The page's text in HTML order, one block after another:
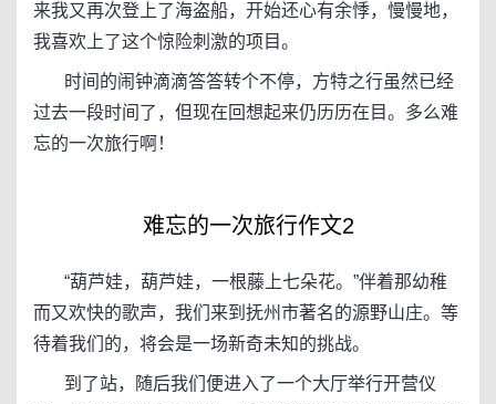
来我又再次登上了海盗船，开始还心有余悸，慢慢地，
我喜欢上了这个惊险刺激的项目。
时间的闹钟滴滴答答转个不停，方特之行虽然已经
过去一段时间了，但现在回想起来仍历历在目。多么难
忘的一次旅行啊！
难忘的一次旅行作文2
“葫芦娃，葫芦娃，一根藤上七朵花。”伴着那幼稚
而又欢快的歌声，我们来到抚州市著名的源野山庄。等
待着我们的，将会是一场新奇未知的挑战。
到了站，随后我们便进入了一个大厅举行开营仪